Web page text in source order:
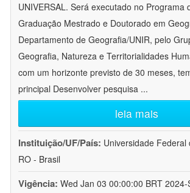
UNIVERSAL. Será executado no Programa
Graduação Mestrado e Doutorado em
Departamento de Geografia/UNIR, pelo
Geografia, Natureza e Territorialidades
com um horizonte previsto de 30 meses,
principal Desenvolver pesquisa ...
leia mais
Instituição/UF/País: Universidade Federal
RO - Brasil
Vigência: Wed Jan 03 00:00:00 BRT 2024-